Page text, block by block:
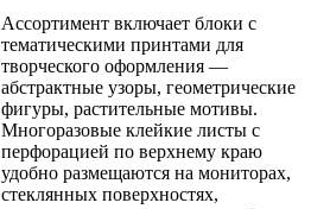
Ассортимент включает блоки с
тематическими принтами для
творческого оформления —
абстрактные узоры, геометрические
фигуры, растительные мотивы.
Многоразовые клейкие листы с
перфорацией по верхнему краю
удобно размещаются на мониторах,
стеклянных поверхностях,